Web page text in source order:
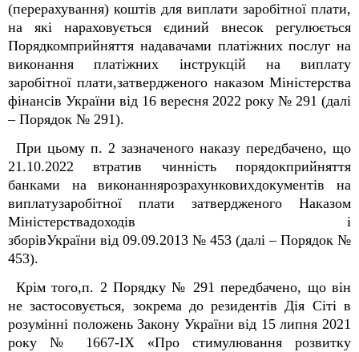
(перерахування) коштів для виплати заробітної плати,
на які нараховується єдиний внесок регулюється
Порядкомприйняття надавачами платіжних послуг на
виконання платіжних інструкцій на виплату
заробітної плати,затвердженого наказом Міністерства
фінансів України від 16 вересня 2022 року № 291 (далі
– Порядок № 291).
При цьому п. 2 зазначеного наказу передбачено, що
21.10.2022 втратив чинність порядокприйняття
банками на виконаннярозрахунковихдокументів на
виплатузаробітної плати затвердженого Наказом
Міністерствадоходів і
зборівУкраїни від 09.09.2013 № 453 (далі – Порядок №
453).
Крім того,п. 2 Порядку № 291 передбачено, що він
не застосовується, зокрема до резидентів Дія Сіті в
розумінні положень Закону України від 15 липня 2021
року № 1667-ІХ «Про стимулювання розвитку